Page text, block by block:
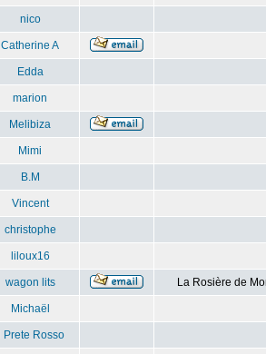
nico
Catherine A
Edda
marion
Melibiza
Mimi
B.M
Vincent
christophe
liloux16
wagon lits La Rosière de
Michaël
Il Prete Rosso